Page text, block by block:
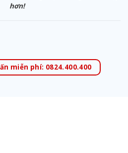
hơn!
miễn phí: 0824.400.400